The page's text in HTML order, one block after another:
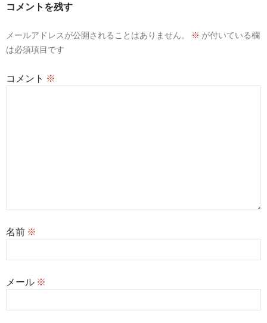
ョ
コメントを残す
メールアドレスが公開されることはありません。 ※ が付いている欄
は必須項目です
コメント ※
名前 ※
メール ※